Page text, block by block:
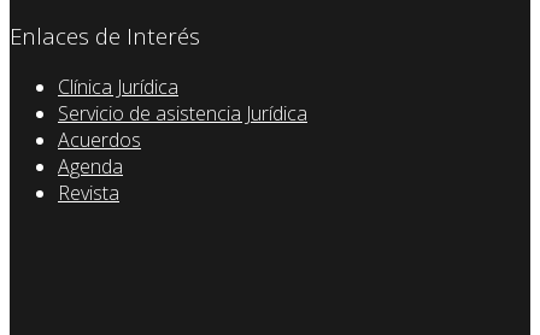
Enlaces de Interés
Clínica Jurídica
Servicio de asistencia Jurídica
Acuerdos
Agenda
Revista